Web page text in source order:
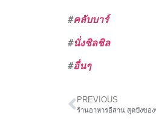
#คลับบาร์
#นั่งชิลชิล
#อื่นๆ
PREVIOUS
ร้านอาหารอีสาน สุดปังขอ